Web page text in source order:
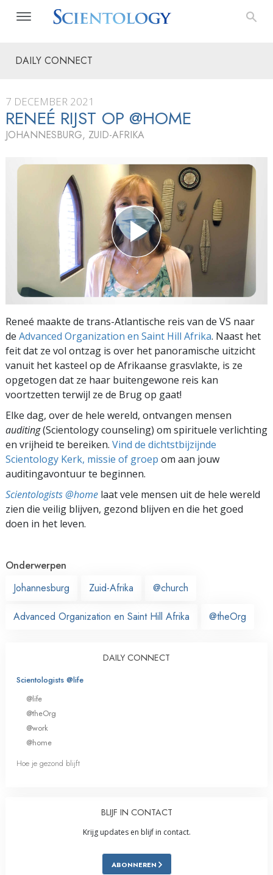
DAILY CONNECT
7 DECEMBER 2021
RENEÉ RIJST OP @HOME
JOHANNESBURG, ZUID-AFRIKA
Reneé maakte de trans-Atlantische reis van de VS naar
de Advanced Organization en Saint Hill Afrika. Naast het
feit dat ze vol ontzag is over het panoramische uitzicht
vanuit het kasteel op de Afrikaanse grasvlakte, is ze
opgetogen dat ze haar buitengewone reis kan
voortzetten terwijl ze de Brug op gaat!
Elke dag, over de hele wereld, ontvangen mensen
auditing(Scientology counseling) om spirituele verlichting
en vrijheid te bereiken. Vind de dichtstbijzijnde
Scientology Kerk, missie of groep om aan jouw
auditingavontuur te beginnen.
Scientologists @home laat vele mensen uit de hele wereld
zien die veilig blijven, gezond blijven en die het goed
doen in het leven.
Onderwerpen
Johannesburg
Zuid-Afrika @church
Advanced Organization en Saint Hill Afrika @theOrg
DAILY CONNECT
Scientologists @life
@life
@theOrg
@work
@home
Hoe je gezond blijft
BLIJF IN CONTACT
Krijg updates en blijf in contact.
ABONNEREN